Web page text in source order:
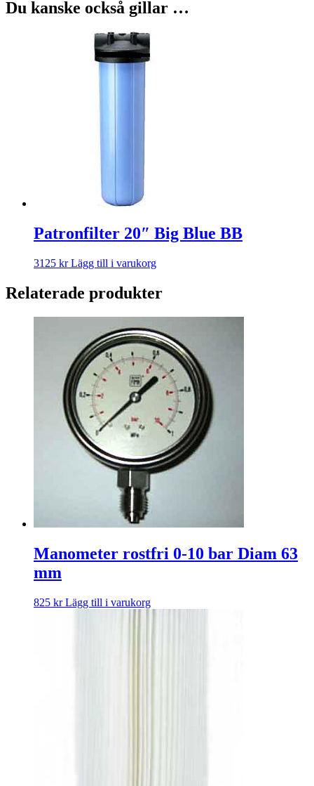
Du kanske också gillar …
Patronfilter 20″ Big Blue BB
3125 kr Lägg till i varukorg
Relaterade produkter
Manometer rostfri 0-10 bar Diam 63
mm
825 kr Lägg till i varukorg